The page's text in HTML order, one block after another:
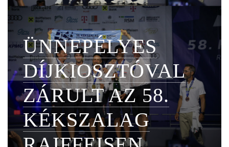
ÜNNEPÉLYES
DÍJKIOSZTÓVAL
ZÁRULT AZ 58.
KÉKSZALAG